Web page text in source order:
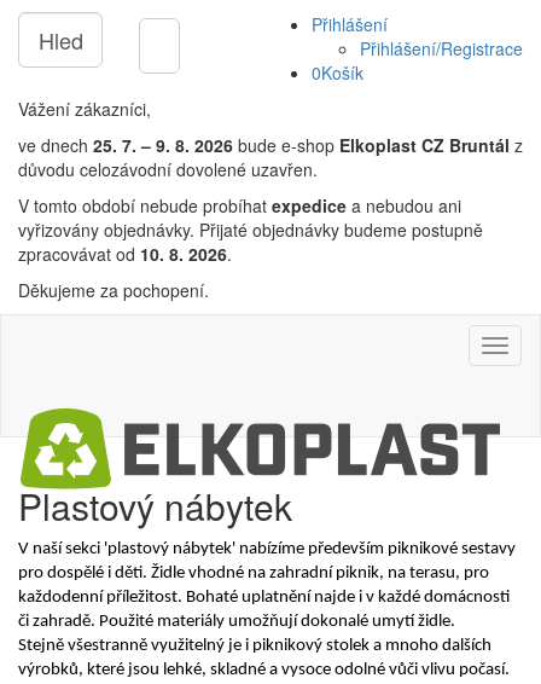
Přihlášení
Přihlášení/Registrace
0Košík
Vážení zákazníci,
ve dnech 25. 7. – 9. 8. 2026 bude e-shop Elkoplast CZ Bruntál z
důvodu celozávodní dovolené uzavřen.
V tomto období nebude probíhat expedice a nebudou ani
vyřizovány objednávky. Přijaté objednávky budeme postupně
zpracovávat od 10. 8. 2026.
Děkujeme za pochopení.
Plastový nábytek
V naší sekci 'plastový nábytek' nabízíme především piknikové sestavy
pro dospělé i děti. Židle vhodné na zahradní piknik, na terasu, pro
každodenní příležitost. Bohaté uplatnění najde i v každé domácnosti
či zahradě. Použité materiály umožňují dokonalé umytí židle.
Stejně všestranně využitelný je i piknikový stolek a mnoho dalších
výrobků, které jsou lehké, skladné a vysoce odolné vůči vlivu počasí.